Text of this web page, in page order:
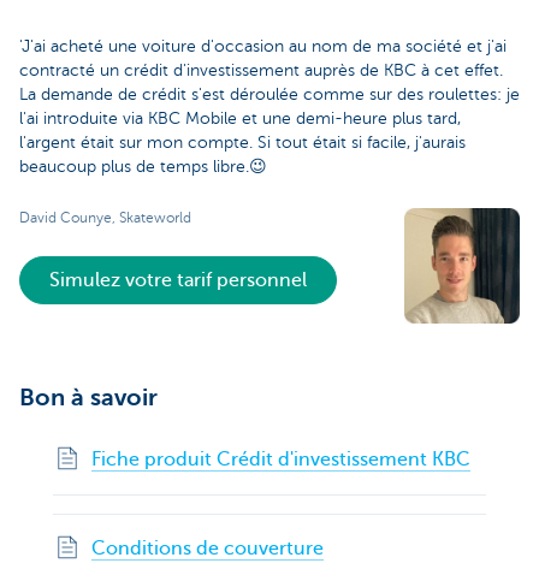
'J'ai acheté une voiture d'occasion au nom de ma société et j'ai
contracté un crédit d'investissement auprès de KBC à cet effet.
La demande de crédit s'est déroulée comme sur des roulettes: je
l'ai introduite via KBC Mobile et une demi-heure plus tard,
l'argent était sur mon compte. Si tout était si facile, j'aurais
beaucoup plus de temps libre.😉
David Counye, Skateworld
Simulez votre tarif personnel
Bon à savoir
Fiche produit Crédit d'investissement KBC
Conditions de couverture